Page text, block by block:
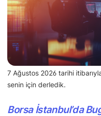
7 Ağustos 2026 tarihi
senin için derledik.
Borsa İstanbul’da